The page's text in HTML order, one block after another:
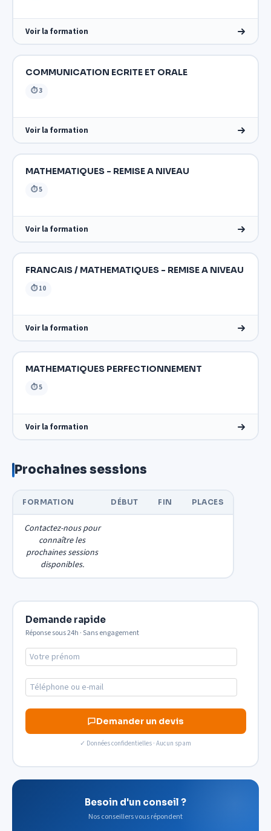
Voir la formation
COMMUNICATION ECRITE ET ORALE
⏱ 3
Voir la formation
MATHEMATIQUES - REMISE A NIVEAU
⏱ 5
Voir la formation
FRANCAIS / MATHEMATIQUES - REMISE A NIVEAU
⏱ 10
Voir la formation
MATHEMATIQUES PERFECTIONNEMENT
⏱ 5
Voir la formation
Prochaines sessions
FORMATION DÉBUT FIN PLACES
Contactez-nous pour
connaître les
prochaines sessions
disponibles.
Demande rapide
Réponse sous 24h · Sans engagement
Demander un devis
✓ Données confidentielles · Aucun spam
Besoin d'un conseil ?
Nos conseillers vous répondent